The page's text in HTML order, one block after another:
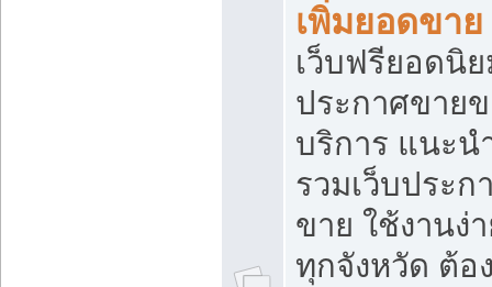
เพิ่มยอดขา
เว็บฟรียอดนิ
ประกาศขาย
บริการ แนะน
รวมเว็บประก
ขาย ใช้งานง่
ทุกจังหวัด ต้อ